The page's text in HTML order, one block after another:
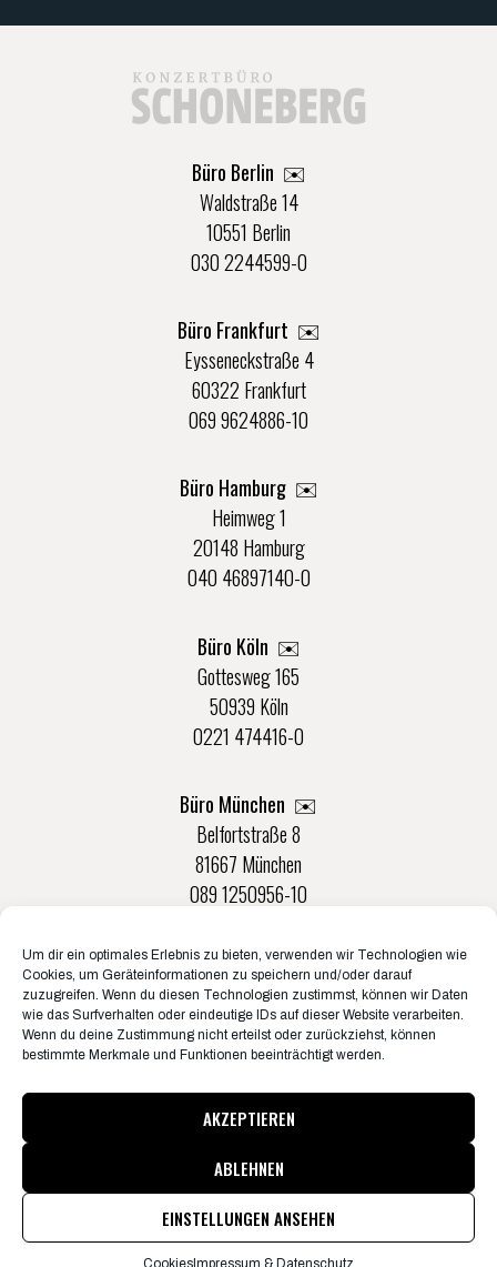
Um dir ein optimales Erlebnis zu bieten, verwenden wir Technologien wie
Cookies, um Geräteinformationen zu speichern und/oder darauf
zuzugreifen. Wenn du diesen Technologien zustimmst, können wir Daten
wie das Surfverhalten oder eindeutige IDs auf dieser Website verarbeiten.
Wenn du deine Zustimmung nicht erteilst oder zurückziehst, können
bestimmte Merkmale und Funktionen beeinträchtigt werden.
AKZEPTIEREN
ABLEHNEN
EINSTELLUNGEN ANSEHEN
Cookies Impressum & Datenschutz
Büro Berlin ✉️
Waldstraße 14
10551 Berlin
030 2244599-0
Büro Frankfurt ✉️
Eysseneckstraße 4
60322 Frankfurt
069 9624886-10
Büro Hamburg ✉️
Heimweg 1
20148 Hamburg
040 46897140-0
Büro Köln ✉️
Gottesweg 165
50939 Köln
0221 474416-0
Büro München ✉️
Belfortstraße 8
81667 München
089 1250956-10
Büro Münster ✉️
Rudolf-Von-Langen-Str. 42
48147 Münster
0251 20132-0
© Konzertbüro Schoneberg 2026
Pressematerial & Akkreditierungen
Informationen zum Jugendschutz
Impressum & Datenschutz